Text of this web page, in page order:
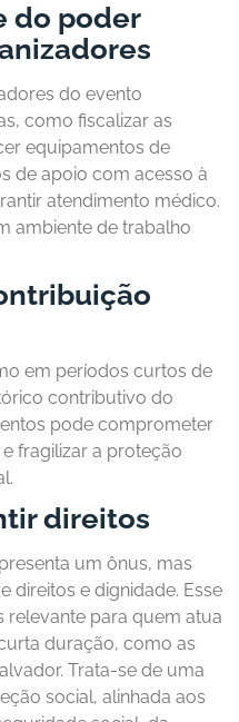
do poder
do evento
como fiscalizar as
equipamentos de
de apoio com acesso à
atendimento médico.
ambiente de trabalho
em períodos curtos de
contributivo do
pode comprometer
fragilizar a proteção
direitos
um ônus, mas
direitos e dignidade. Esse
relevante para quem atua
duração, como as
Trata-se de uma
social, alinhada aos